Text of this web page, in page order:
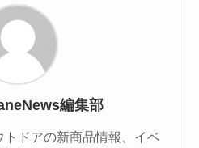
編集部
ドアの新商品情報、イベ